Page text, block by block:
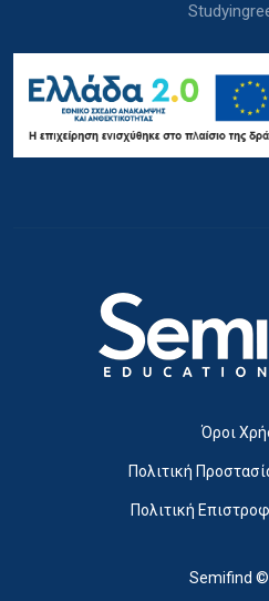
Όροι
Πολιτική
Πολιτική
Semifind